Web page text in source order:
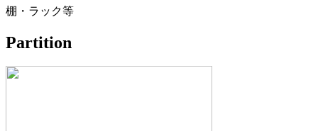
棚・ラック等
Partition